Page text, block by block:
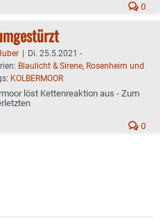
0
| Di. 25.5.2021 -
Blaulicht & Sirene, Rosenheim und
KOLBERMOOR
löst Kettenreaktion aus - Zum
0